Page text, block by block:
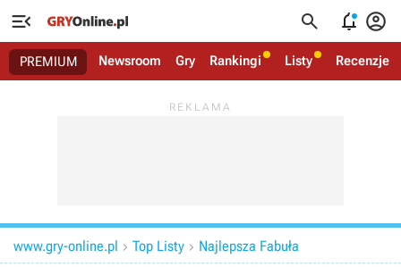
   
PREMIUM Newsroom Gry Rankingi Listy Recenzje
www.gry-online.pl  Top Listy  Najlepsza Fabuła